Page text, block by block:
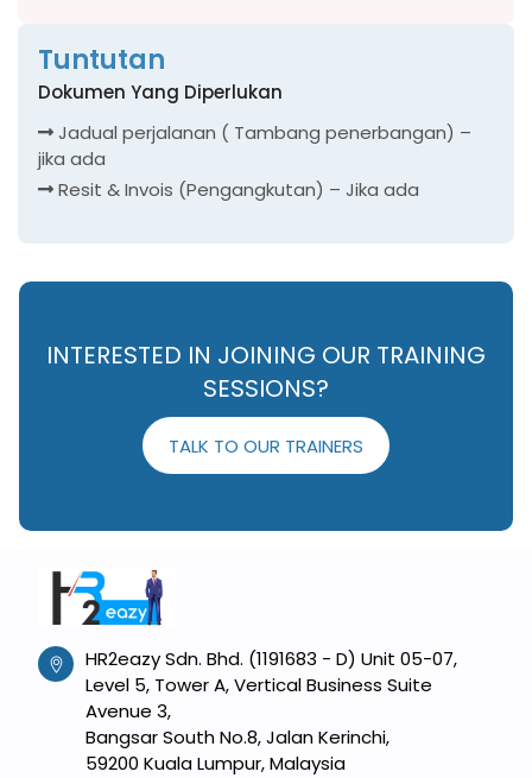
Tuntutan
Dokumen Yang Diperlukan
Jadual perjalanan ( Tambang penerbangan) –
jika ada
Resit & Invois (Pengangkutan) – Jika ada
INTERESTED IN JOINING OUR TRAINING
SESSIONS?
TALK TO OUR TRAINERS
HR2eazy Sdn. Bhd. (1191683 - D) Unit 05-07,
Level 5, Tower A, Vertical Business Suite
Avenue 3,
Bangsar South No.8, Jalan Kerinchi,
59200 Kuala Lumpur, Malaysia